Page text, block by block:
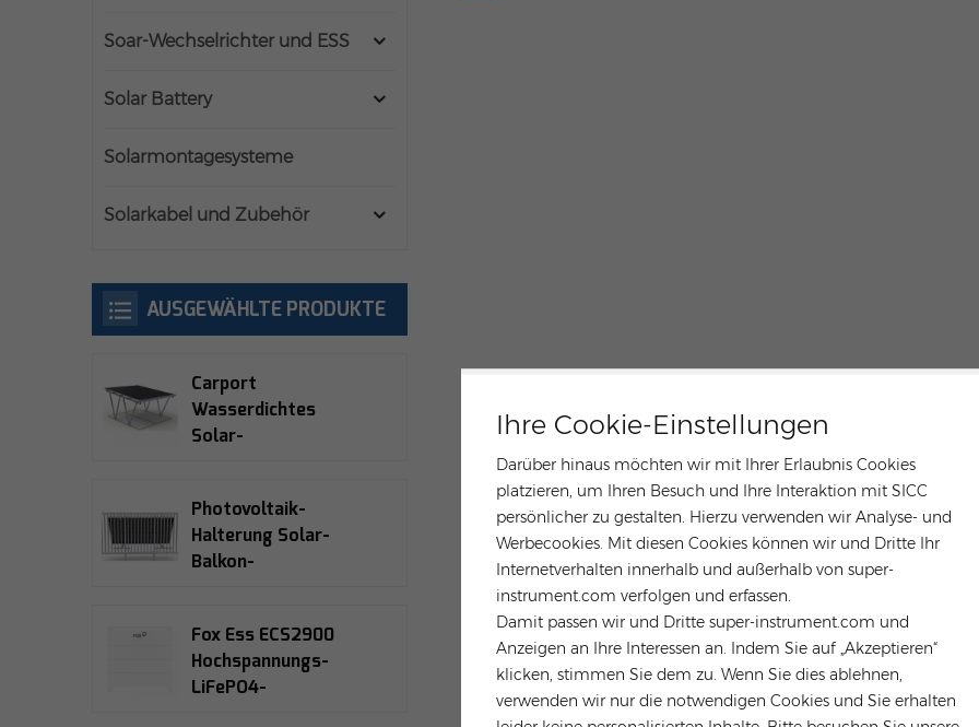
Ihre Cookie-Einstellungen
Darüber hinaus möchten wir mit Ihrer Erlaubnis Cookies
platzieren, um Ihren Besuch und Ihre Interaktion mit SICC
persönlicher zu gestalten. Hierzu verwenden wir Analyse- und
Werbecookies. Mit diesen Cookies können wir und Dritte Ihr
Internetverhalten innerhalb und außerhalb von super-
instrument.com verfolgen und erfassen.
Damit passen wir und Dritte super-instrument.com und
Anzeigen an Ihre Interessen an. Indem Sie auf „Akzeptieren“
klicken, stimmen Sie dem zu. Wenn Sie dies ablehnen,
verwenden wir nur die notwendigen Cookies und Sie erhalten
Soar-Wechselrichter und ESS
Solar Battery
Solarmontagesysteme
Solarkabel und Zubehör
AUSGEWÄHLTE PRODUKTE
Carport
Wasserdichtes
Solar-
Photovoltaik-
Halterung Solar-
Balkon-
Fox Ess ECS2900
Hochspannungs-
LiFePO4-